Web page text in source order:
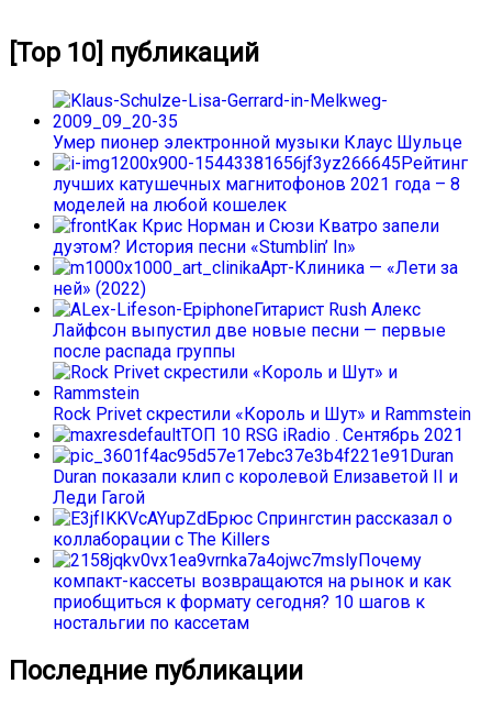
[Top 10] публикаций
Умер пионер электронной музыки Клаус Шульце
Рейтинг
лучших катушечных магнитофонов 2021 года – 8
моделей на любой кошелек
Как Крис Норман и Сюзи Кватро запели
дуэтом? История песни «Stumblin’ In»
Арт-Клиника — «Лети за
ней» (2022)
Гитарист Rush Алекс
Лайфсон выпустил две новые песни — первые
после распада группы
Rock Privet скрестили «Король и Шут» и Rammstein
ТОП 10 RSG iRadio . Сентябрь 2021
Duran
Duran показали клип с королевой Елизаветой II и
Леди Гагой
Брюс Спрингстин рассказал о
коллаборации с The Killers
Почему
компакт-кассеты возвращаются на рынок и как
приобщиться к формату сегодня? 10 шагов к
ностальгии по кассетам
Последние публикации